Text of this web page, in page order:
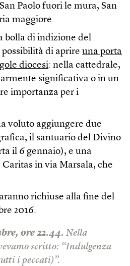
Paolo fuori le mura, San
maggiore.
bolla di indizione del
di aprire una porta
diocesi: nella cattedrale,
significativa o in un
importanza per i
voluto aggiungere due
il santuario del Divino
il 6 gennaio), e una
Caritas in via Marsala, che
richiuse alla fine del
2016.
ore 22.44. Nella
scritto: “Indulgenza
i peccati)”.